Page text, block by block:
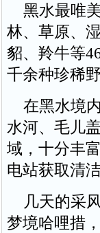
黑水最唯美
林、草原、
貂、羚牛等
千余种珍稀
在黑水境
水河、毛儿
域，十分丰
电站获取清
几天的采
梦境哈哩措